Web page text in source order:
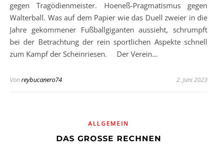
gegen Tragödienmeister. Hoeneß-Pragmatismus gegen
Walterball. Was auf dem Papier wie das Duell zweier in die
Jahre gekommener Fußballgiganten aussieht, schrumpft
bei der Betrachtung der rein sportlichen Aspekte schnell
zum Kampf der Scheinriesen. Der Verein…
Vonreybucanero74 2. Juni 2023
ALLGEMEIN
DAS GROSSE RECHNEN